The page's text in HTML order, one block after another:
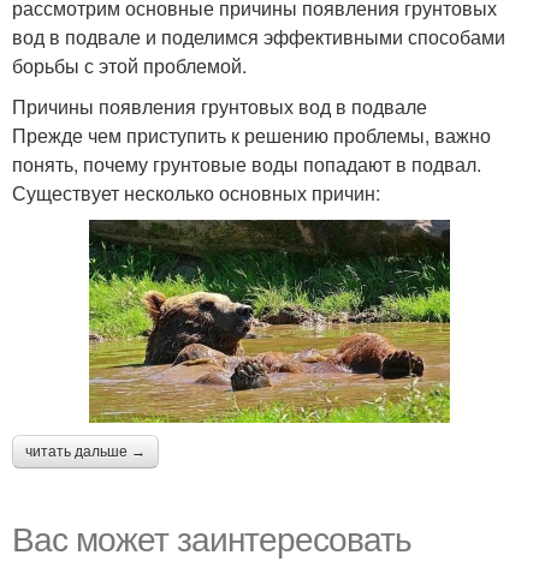
рассмотрим основные причины появления грунтовых
вод в подвале и поделимся эффективными способами
борьбы с этой проблемой.
Причины появления грунтовых вод в подвале
Прежде чем приступить к решению проблемы, важно
понять, почему грунтовые воды попадают в подвал.
Существует несколько основных причин:
читать дальше →
Вас может заинтересовать